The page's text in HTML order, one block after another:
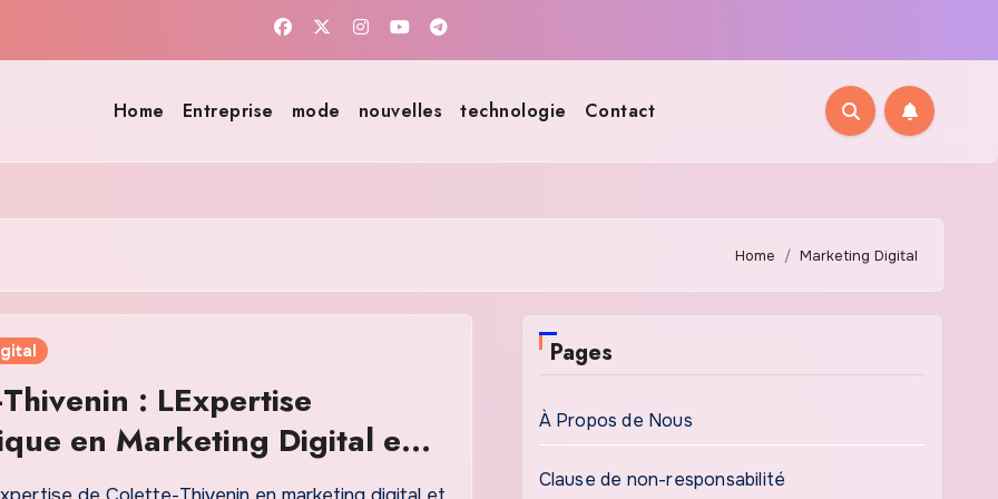
Home Entreprise mode nouvelles technologie Contact
Home Marketing Digital
: LExpertise
en Marketing Digital en
Pages
À Propos de Nous
Clause de non-responsabilité